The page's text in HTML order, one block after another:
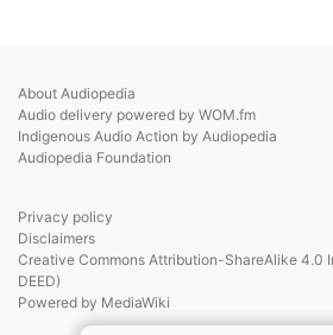
About Audiopedia
Audio delivery powered by WOM.fm
Indigenous Audio Action by Audiopedia
Audiopedia Foundation
Privacy policy
Disclaimers
Creative Commons Attribution-ShareAlike 4.0
DEED)
Powered by MediaWiki